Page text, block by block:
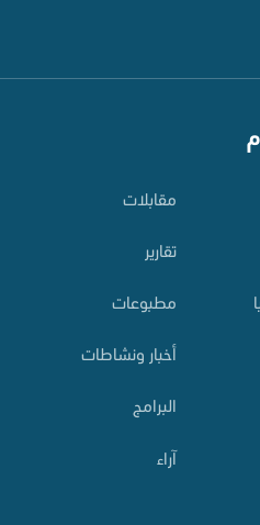
مقابلات
تقارير
مطبوعات
أخبار ونشاطات
البرامج
آراء